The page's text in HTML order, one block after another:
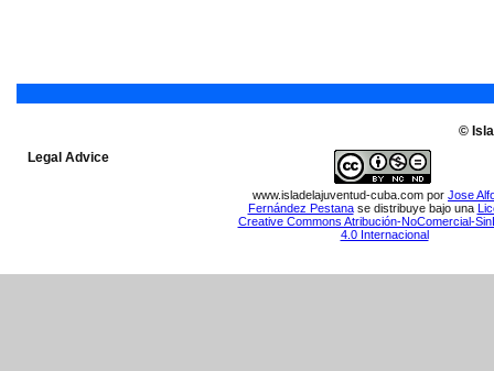
©
Legal Advice
www.isladelajuventud-cuba.com por Jose
Fernández Pestanase distribuye bajo una
Creative Commons Atribución-NoComercial-
4.0 Internacional